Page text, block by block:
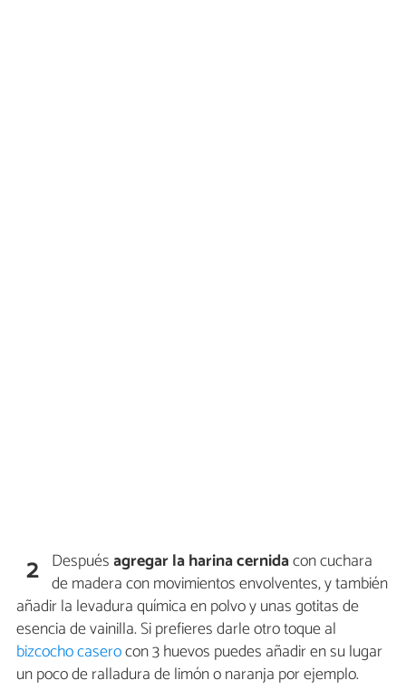
2 Despuésagregar la harina cernidacon cuchara
de madera con movimientos envolventes, y también
añadir la levadura química en polvo y unas gotitas de
esencia de vainilla. Si prefieres darle otro toque al
bizcocho caserocon 3 huevos puedes añadir en su lugar
un poco de ralladura de limón o naranja por ejemplo.